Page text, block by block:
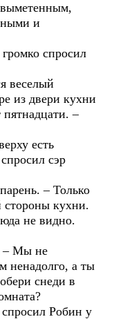
выметенным,
и
спросил
веселый
из двери кухни
–
есть
сэр
– Только
стороны кухни.
не видно.
– Мы не
ненадолго, а ты
снеди в
Робин у